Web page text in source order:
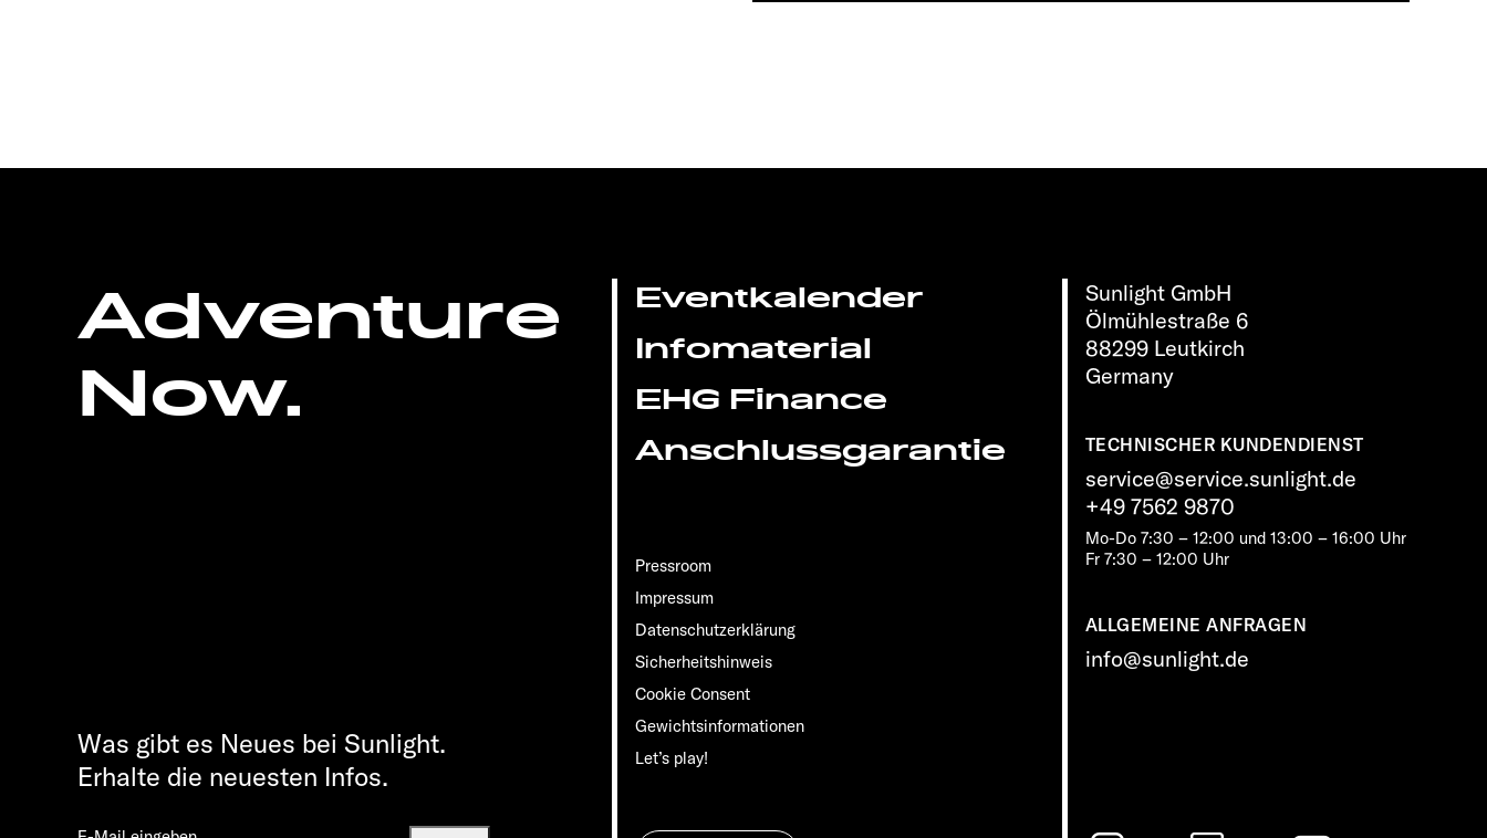
Adventure
Now.
Sunlight GmbH
Ölmühlestraße 6
88299 Leutkirch
Germany
TECHNISCHER KUNDENDIENST
service@service.sunlight.de
+49 7562 9870
Mo-Do 7:30 – 12:00 und 13:00 – 16:00 Uhr
Fr 7:30 – 12:00 Uhr
ALLGEMEINE ANFRAGEN
info@sunlight.de
Eventkalender
Infomaterial
EHG Finance
Anschlussgarantie
Pressroom
Impressum
Datenschutzerklärung
Sicherheitshinweis
Cookie Consent
Gewichts­informationen
Let’s play!
Was gibt es Neues bei Sunlight.
Erhalte die neuesten Infos.